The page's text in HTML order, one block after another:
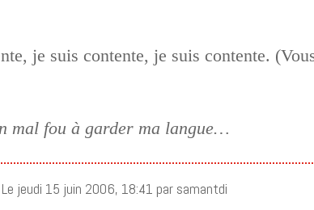
je suis contente, je suis contente.
mal fou à garder ma langue…
jeudi 15 juin 2006, 18:41 par samantdi